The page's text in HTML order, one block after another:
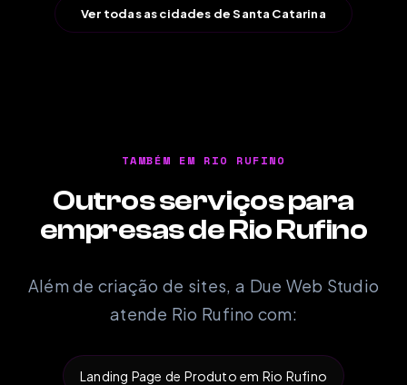
Ver todas as cidades de Santa Catarina
TAMBÉM EM RIO RUFINO
Outros serviços para
empresas de Rio Rufino
Além de criação de sites, a Due Web Studio
atende Rio Rufino com:
Landing Page de Produto em Rio Rufino